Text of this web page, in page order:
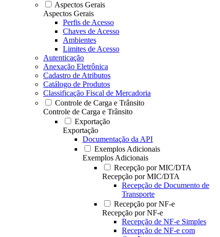
Aspectos Gerais
Aspectos Gerais
Perfis de Acesso
Chaves de Acesso
Ambientes
Limites de Acesso
Autenticação
Anexação Eletrônica
Cadastro de Atributos
Catálogo de Produtos
Classificação Fiscal de Mercadoria
Controle de Carga e Trânsito
Controle de Carga e Trânsito
Exportação
Exportação
Documentação da API
Exemplos Adicionais
Exemplos Adicionais
Recepção por MIC/DTA
Recepção por MIC/DTA
Recepção de Documento de
Transporte
Recepção por NF-e
Recepção por NF-e
Recepção de NF-e Simples
Recepção de NF-e com